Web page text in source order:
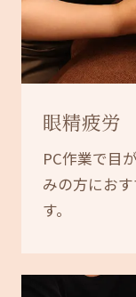
眼精疲労
PC作業で目
みの方にお
す。